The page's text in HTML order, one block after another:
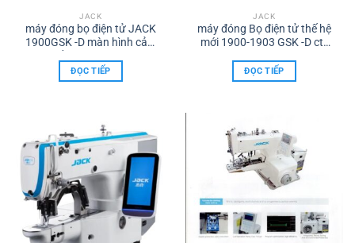
JACK
máy đóng bọ điện tử JACK
1900GSK -D màn hình cảm
TNHH TMDV XNK Mây may
TÂM HỒNG PHÁT
ĐỌC TIẾP
JACK
máy đóng Bọ điện tử thế hệ
mới 1900-1903 GSK -D cty
TÂM HỒNG PHÁT
ĐỌC TIẾP